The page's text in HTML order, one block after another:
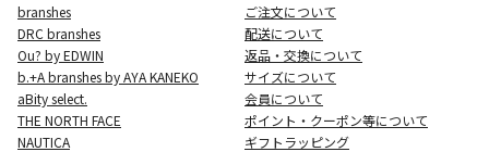
branshes
DRC branshes
Ou? by EDWIN
b.+A branshes by AYA KANEKO
aBity select.
THE NORTH FACE
NAUTICA
ご注文について
配送について
返品・交換について
サイズについて
会員について
ポイント・クーポン等について
ギフトラッピング